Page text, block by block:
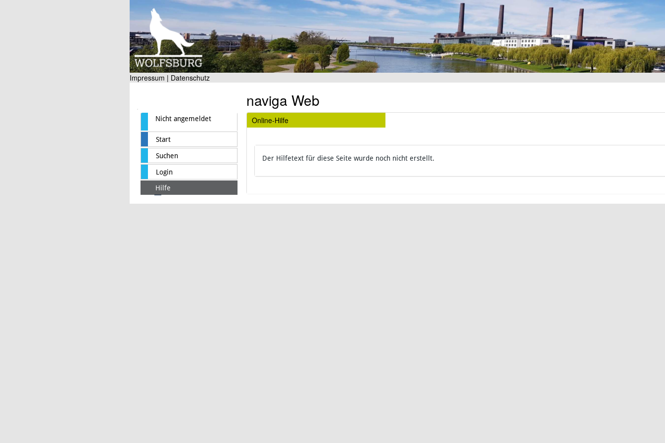
Impressum | Datenschutz
Nicht angemeldet
Start
Suchen
Login
Hilfe
naviga Web
Online-Hilfe
Der Hilfetext für diese Seite wurde noch nicht erstellt.